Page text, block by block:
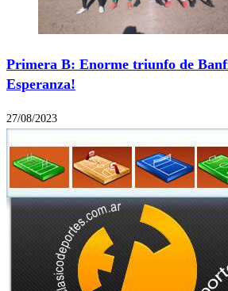
Primera B: Enorme triunfo de
Esperanza!
27/08/2023